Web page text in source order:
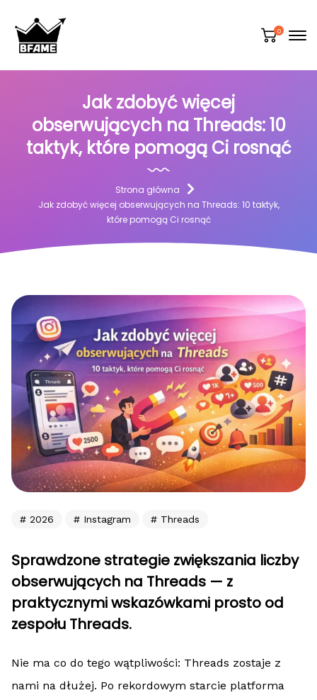
0
Jak zdobyć więcej
obserwujących na Threads: 10
taktyk, które pomogą Ci rosnąć
Strona główna
Jak zdobyć więcej obserwujących na Threads: 10 taktyk,
które pomogą Ci rosnąć
2026 Instagram Threads
Sprawdzone strategie zwiększania liczby
obserwujących na Threads — z
praktycznymi wskazówkami prosto od
zespołu Threads.
Nie ma co do tego wątpliwości: Threads zostaje z
nami na dłużej. Po rekordowym starcie platforma